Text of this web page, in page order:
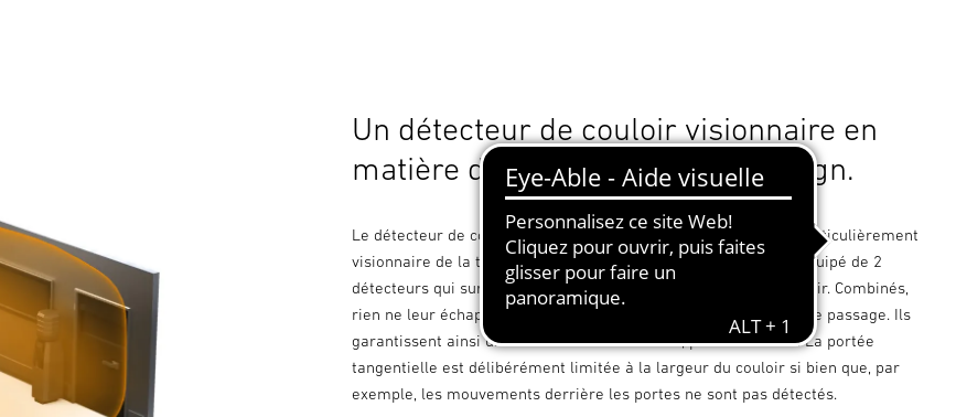
Un détecteur de couloir visionnaire en
matière de technologie et de design.
Le détecteur de couloir Dual HF fonctionne avec une variante particulièrement
visionnaire de la technologie hyperfréquence. Ce système est équipé de 2
détecteurs qui surveillent respectivement une direction du couloir. Combinés,
rien ne leur échappe dans un rayon de 20 mètres dans le sens de passage. Ils
garantissent ainsi une surveillance sans faille, précise et sûre. La portée
tangentielle est délibérément limitée à la largeur du couloir si bien que, par
exemple, les mouvements derrière les portes ne sont pas détectés.